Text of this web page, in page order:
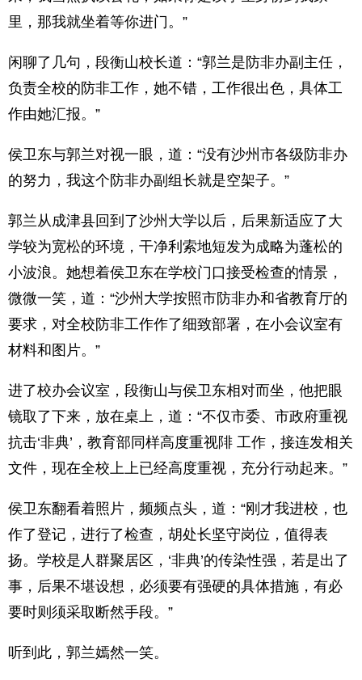
里，那我就坐着等你进门。”
闲聊了几句，段衡山校长道：“郭兰是防非办副主任，
负责全校的防非工作，她不错，工作很出色，具体工
作由她汇报。”
侯卫东与郭兰对视一眼，道：“没有沙州市各级防非办
的努力，我这个防非办副组长就是空架子。”
郭兰从成津县回到了沙州大学以后，后果新适应了大
学较为宽松的环境，干净利索地短发为成略为蓬松的
小波浪。她想着侯卫东在学校门口接受检查的情景，
微微一笑，道：“沙州大学按照市防非办和省教育厅的
要求，对全校防非工作作了细致部署，在小会议室有
材料和图片。”
进了校办会议室，段衡山与侯卫东相对而坐，他把眼
镜取了下来，放在桌上，道：“不仅市委、市政府重视
抗击‘非典’，教育部同样高度重视陫 工作，接连发相关
文件，现在全校上上已经高度重视，充分行动起来。”
侯卫东翻看着照片，频频点头，道：“刚才我进校，也
作了登记，进行了检查，胡处长坚守岗位，值得表
扬。学校是人群聚居区，‘非典’的传染性强，若是出了
事，后果不堪设想，必须要有强硬的具体措施，有必
要时则须采取断然手段。”
听到此，郭兰嫣然一笑。